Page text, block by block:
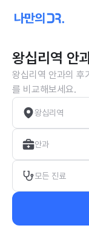
왕십리역 안
왕십리역 안과의 후
를 비교해보세요.
왕십리역
안과
모든 진료